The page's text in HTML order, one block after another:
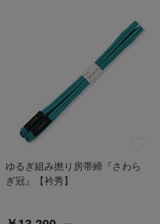
ゆるぎ組み撚り房帯締『さわら
ぎ冠』【衿秀】